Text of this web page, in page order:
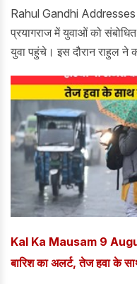
Rahul Gandhi Addresses
प्रयागराज में युवाओं को
युवा पहुंचे। इस दौरान राहुल ने
मार्ग दिखाया है। युवाओं ने डर
Kal Ka Mausam 9
बारिश का अलर्ट, तेज हवा के